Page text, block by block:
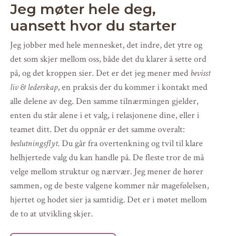
Jeg møter hele deg,
uansett hvor du starter
Jeg jobber med hele mennesket, det indre, det ytre og
det som skjer mellom oss, både det du klarer å sette ord
på, og det kroppen sier. Det er det jeg mener med bevisst
liv & lederskap, en praksis der du kommer i kontakt med
alle delene av deg. Den samme tilnærmingen gjelder,
enten du står alene i et valg, i relasjonene dine, eller i
teamet ditt. Det du oppnår er det samme overalt:
beslutningsflyt. Du går fra overtenkning og tvil til klare
helhjertede valg du kan handle på. De fleste tror de må
velge mellom struktur og nærvær. Jeg mener de hører
sammen, og de beste valgene kommer når magefølelsen,
hjertet og hodet sier ja samtidig. Det er i møtet mellom
de to at utvikling skjer.